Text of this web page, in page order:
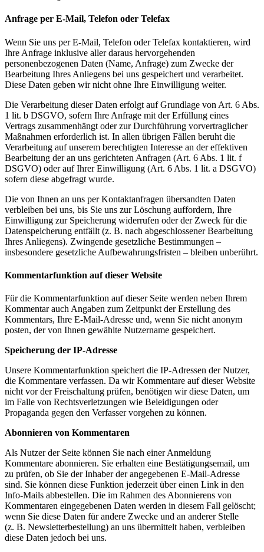
Anfrage per E-Mail, Telefon oder Telefax
Wenn Sie uns per E-Mail, Telefon oder Telefax kontaktieren, wird
Ihre Anfrage inklusive aller daraus hervorgehenden
personenbezogenen Daten (Name, Anfrage) zum Zwecke der
Bearbeitung Ihres Anliegens bei uns gespeichert und verarbeitet.
Diese Daten geben wir nicht ohne Ihre Einwilligung weiter.
Die Verarbeitung dieser Daten erfolgt auf Grundlage von Art. 6 Abs.
1 lit. b DSGVO, sofern Ihre Anfrage mit der Erfüllung eines
Vertrags zusammenhängt oder zur Durchführung vorvertraglicher
Maßnahmen erforderlich ist. In allen übrigen Fällen beruht die
Verarbeitung auf unserem berechtigten Interesse an der effektiven
Bearbeitung der an uns gerichteten Anfragen (Art. 6 Abs. 1 lit. f
DSGVO) oder auf Ihrer Einwilligung (Art. 6 Abs. 1 lit. a DSGVO)
sofern diese abgefragt wurde.
Die von Ihnen an uns per Kontaktanfragen übersandten Daten
verbleiben bei uns, bis Sie uns zur Löschung auffordern, Ihre
Einwilligung zur Speicherung widerrufen oder der Zweck für die
Datenspeicherung entfällt (z. B. nach abgeschlossener Bearbeitung
Ihres Anliegens). Zwingende gesetzliche Bestimmungen –
insbesondere gesetzliche Aufbewahrungsfristen – bleiben unberührt.
Kommentarfunktion auf dieser Website
Für die Kommentarfunktion auf dieser Seite werden neben Ihrem
Kommentar auch Angaben zum Zeitpunkt der Erstellung des
Kommentars, Ihre E-Mail-Adresse und, wenn Sie nicht anonym
posten, der von Ihnen gewählte Nutzername gespeichert.
Speicherung der IP-Adresse
Unsere Kommentarfunktion speichert die IP-Adressen der Nutzer,
die Kommentare verfassen. Da wir Kommentare auf dieser Website
nicht vor der Freischaltung prüfen, benötigen wir diese Daten, um
im Falle von Rechtsverletzungen wie Beleidigungen oder
Propaganda gegen den Verfasser vorgehen zu können.
Abonnieren von Kommentaren
Als Nutzer der Seite können Sie nach einer Anmeldung
Kommentare abonnieren. Sie erhalten eine Bestätigungsemail, um
zu prüfen, ob Sie der Inhaber der angegebenen E-Mail-Adresse
sind. Sie können diese Funktion jederzeit über einen Link in den
Info-Mails abbestellen. Die im Rahmen des Abonnierens von
Kommentaren eingegebenen Daten werden in diesem Fall gelöscht;
wenn Sie diese Daten für andere Zwecke und an anderer Stelle
(z. B. Newsletterbestellung) an uns übermittelt haben, verbleiben
diese Daten jedoch bei uns.